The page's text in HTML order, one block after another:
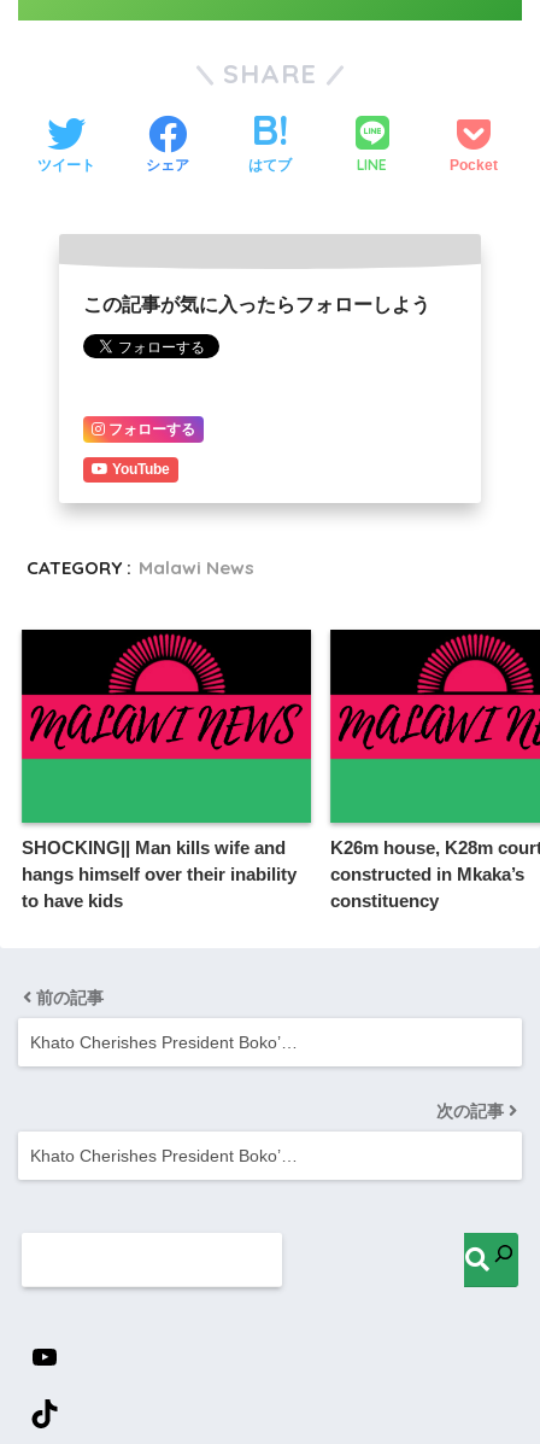
SHARE
ツイート シェア はてブ LINE Pocket
この記事が気に入ったらフォローしよう
フォローする
YouTube
CATEGORY : Malawi News
SHOCKING|| Man kills wife and
hangs himself over their inability
to have kids
K26m house, K28m
constructed in Mkaka’s
constituency
前の記事
Khato Cherishes President Boko’…
次の記事
Khato Cherishes President Boko’…